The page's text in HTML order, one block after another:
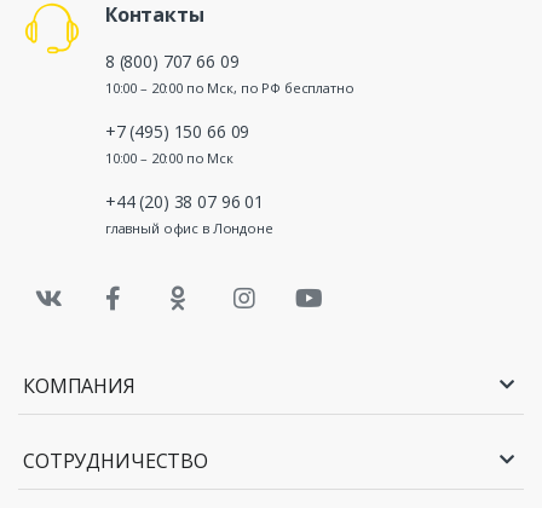
Контакты
8 (800) 707 66 09
10:00 – 20:00 по Мск, по РФ бесплатно
+7 (495) 150 66 09
10:00 – 20:00 по Мск
+44 (20) 38 07 96 01
главный офис в Лондоне
КОМПАНИЯ
СОТРУДНИЧЕСТВО